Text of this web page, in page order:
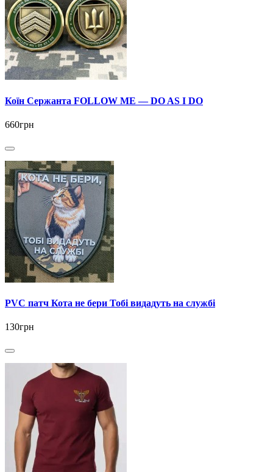
Коїн Сержанта FOLLOW ME — DO AS I DO
660грн
PVC патч Кота не бери Тобі видадуть на службі
130грн